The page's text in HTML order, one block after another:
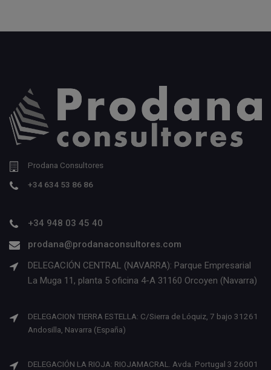
Prodana Consultores
+34 634 53 86 86
+34 948 03 45 40
prodana@prodanaconsultores.com
DELEGACIÓN CENTRAL (NAVARRA): Parque Empresarial
La Muga 11, planta 5 oficina 4-A 31160 Orcoyen (Navarra)
DELEGACION TIERRA ESTELLA: C/Sierra de Lóquiz, 7 bajo 31261
Andosilla, Navarra (España)
DELEGACIÓN LA RIOJA: RIOJAMACRAL. Avda. Portugal 3 26001